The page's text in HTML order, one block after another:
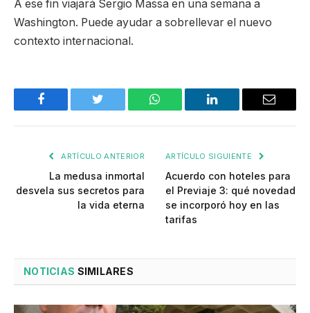
A ese fin viajará Sergio Massa en una semana a
Washington. Puede ayudar a sobrellevar el nuevo
contexto internacional.
Facebook Twitter WhatsApp LinkedIn Email
ARTÍCULO ANTERIOR
La medusa inmortal
desvela sus secretos para
la vida eterna
ARTÍCULO SIGUIENTE
Acuerdo con hoteles para
el Previaje 3: qué novedad
se incorporó hoy en las
tarifas
NOTICIAS SIMILARES